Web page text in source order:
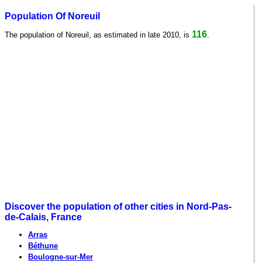
Population Of Noreuil
The population of Noreuil, as estimated in late 2010, is 116
Discover the population of other cities in Nord-Pas-
de-Calais, France
Arras
Béthune
Boulogne-sur-Mer